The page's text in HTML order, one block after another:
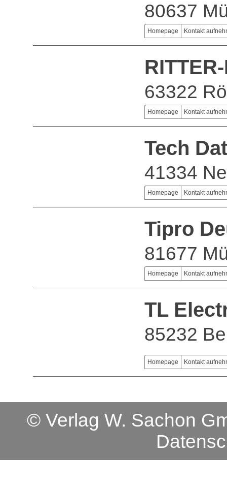
80637
Homepage Kontakt
63322
Homepage Kontakt
Tech
41334
Homepage Kontakt
Tipro
81677
Homepage Kontakt
TL
85232
Homepage Kontakt
© Verlag W. Sachon